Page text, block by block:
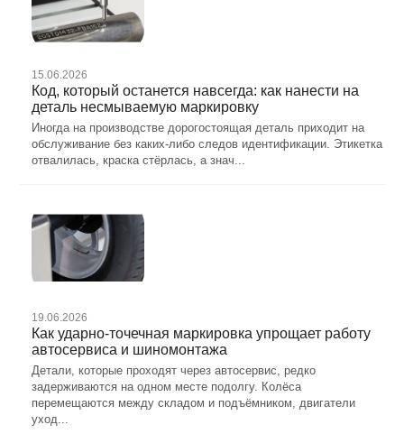
15.06.2026
Код, который останется навсегда: как нанести на
деталь несмываемую маркировку
Иногда на производстве дорогостоящая деталь приходит на
обслуживание без каких-либо следов идентификации. Этикетка
отвалилась, краска стёрлась, а знач...
19.06.2026
Как ударно-точечная маркировка упрощает работу
автосервиса и шиномонтажа
Детали, которые проходят через автосервис, редко
задерживаются на одном месте подолгу. Колёса
перемещаются между складом и подъёмником, двигатели
уход...